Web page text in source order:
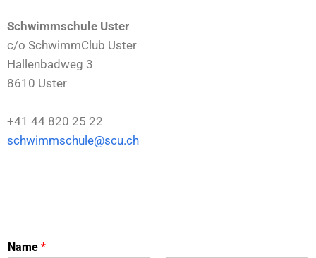
Schwimmschule Uster
c/o SchwimmClub Uster
Hallenbadweg 3
8610 Uster
+41 44 820 25 22
schwimmschule@scu.ch
Name *